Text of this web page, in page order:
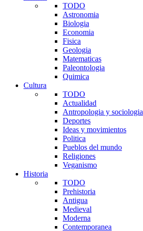
TODO
Astronomia
Biologia
Economia
Fisica
Geologia
Matematicas
Paleontologia
Quimica
Cultura
TODO
Actualidad
Antropologia y sociologia
Deportes
Ideas y movimientos
Politica
Pueblos del mundo
Religiones
Veganismo
Historia
TODO
Prehistoria
Antigua
Medieval
Moderna
Contemporanea